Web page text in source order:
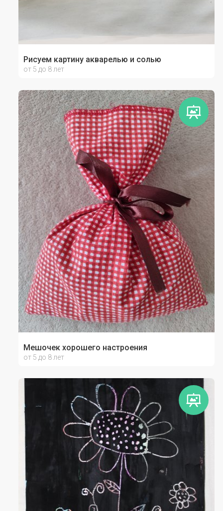
Рисуем картину акварелью и солью
от 5 до 8 лет
Мешочек хорошего настроения
от 5 до 8 лет